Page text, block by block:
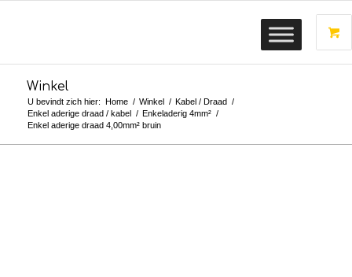
Winkel
U bevindt zich hier: Home / Winkel / Kabel / Draad /
Enkel aderige draad / kabel / Enkeladerig 4mm² /
Enkel aderige draad 4,00mm² bruin